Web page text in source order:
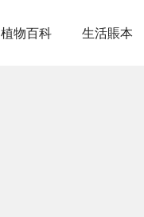
植物百科 生活賬本